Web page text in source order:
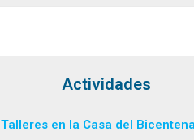
Actividades
Talleres en la Casa del